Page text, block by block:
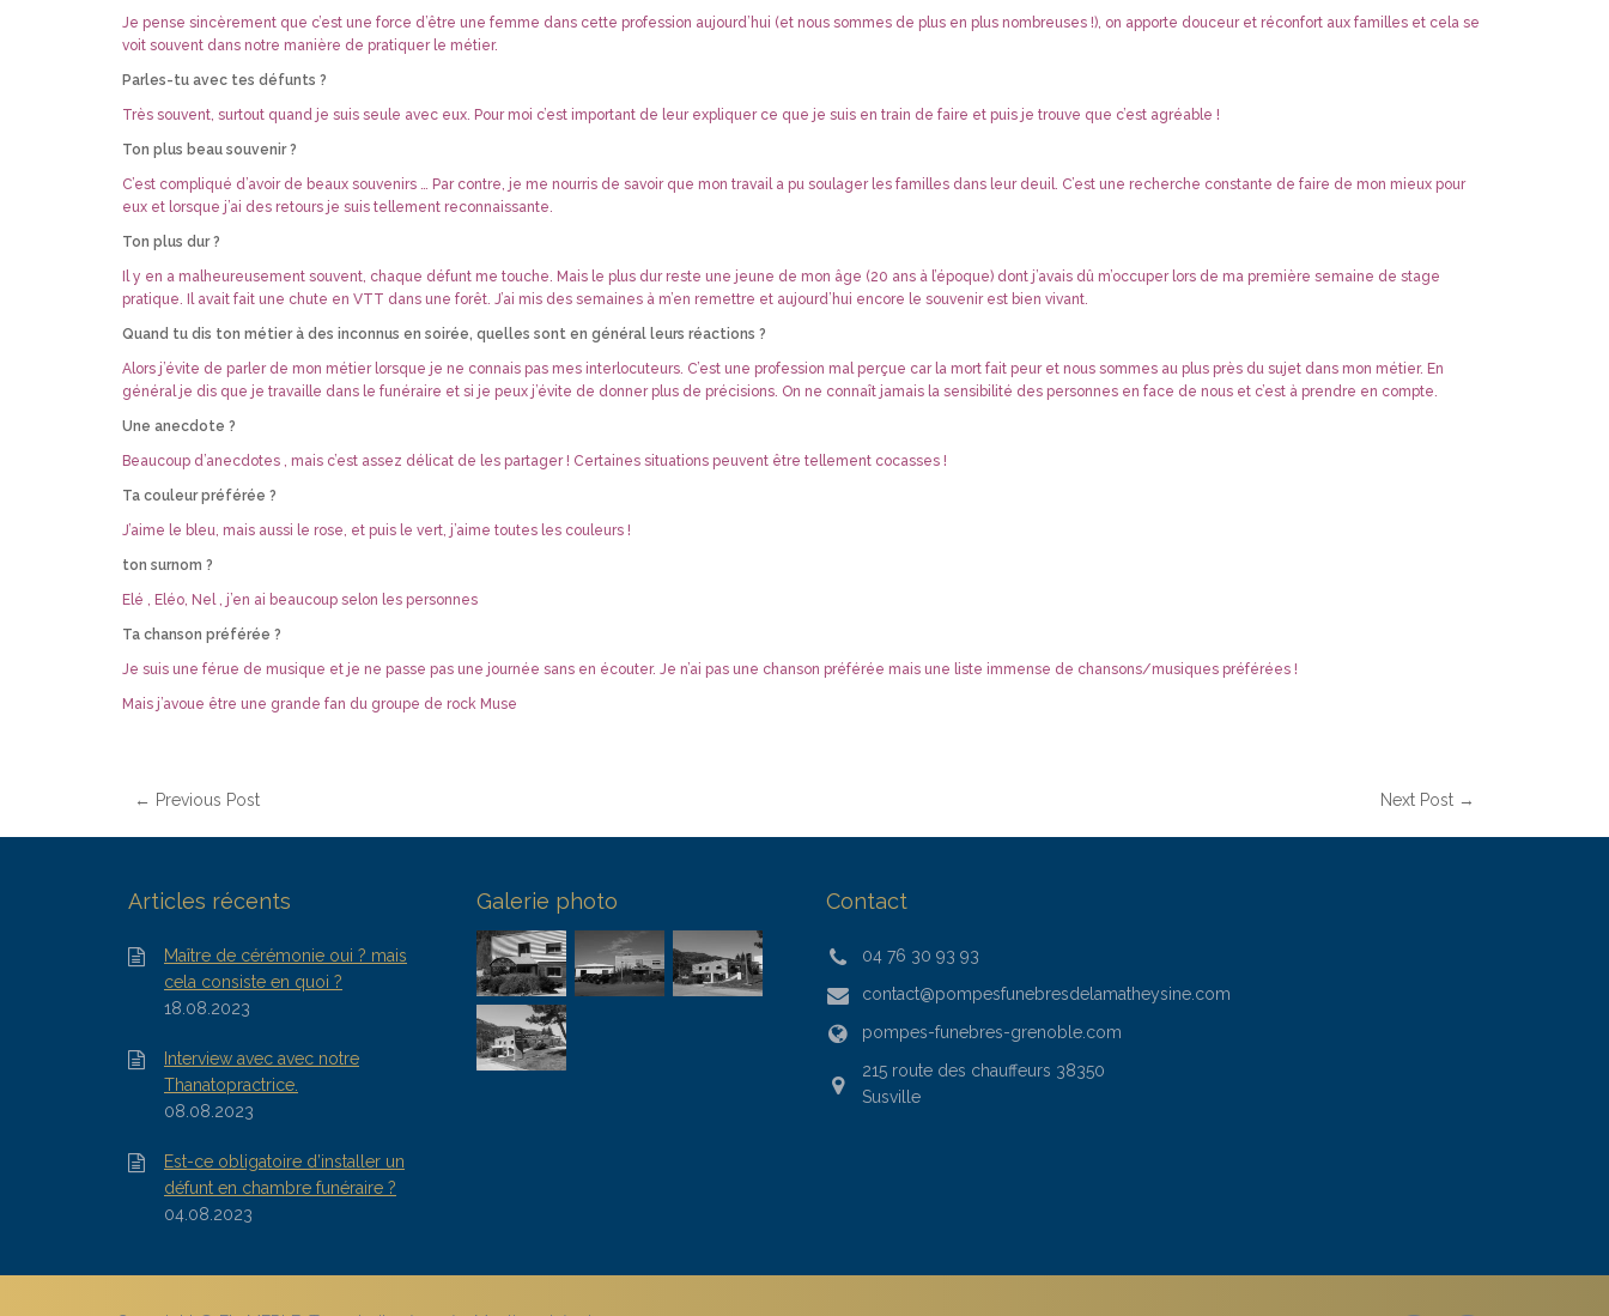
Je pense sincèrement que c’est une force d’être une femme dans cette profession aujourd’hui (et nous sommes de plus en plus nombreuses !), on apporte douceur et réconfort aux familles et cela se
voit souvent dans notre manière de pratiquer le métier.
Parles-tu avec tes défunts ?
Très souvent, surtout quand je suis seule avec eux. Pour moi c’est important de leur expliquer ce que je suis en train de faire et puis je trouve que c’est agréable !
Ton plus beau souvenir ?
C’est compliqué d’avoir de beaux souvenirs … Par contre, je me nourris de savoir que mon travail a pu soulager les familles dans leur deuil. C’est une recherche constante de faire de mon mieux pour
eux et lorsque j’ai des retours je suis tellement reconnaissante.
Ton plus dur ?
Il y en a malheureusement souvent, chaque défunt me touche. Mais le plus dur reste une jeune de mon âge (20 ans à l’époque) dont j’avais dû m’occuper lors de ma première semaine de stage
pratique. Il avait fait une chute en VTT dans une forêt. J’ai mis des semaines à m’en remettre et aujourd’hui encore le souvenir est bien vivant.
Quand tu dis ton métier à des inconnus en soirée, quelles sont en général leurs réactions ?
Alors j’évite de parler de mon métier lorsque je ne connais pas mes interlocuteurs. C’est une profession mal perçue car la mort fait peur et nous sommes au plus près du sujet dans mon métier. En
général je dis que je travaille dans le funéraire et si je peux j’évite de donner plus de précisions. On ne connaît jamais la sensibilité des personnes en face de nous et c’est à prendre en compte.
Une anecdote ?
Beaucoup d’anecdotes , mais c’est assez délicat de les partager ! Certaines situations peuvent être tellement cocasses !
Ta couleur préférée ?
J’aime le bleu, mais aussi le rose, et puis le vert, j’aime toutes les couleurs !
ton surnom ?
Elé , Eléo, Nel , j’en ai beaucoup selon les personnes
Ta chanson préférée ?
Je suis une férue de musique et je ne passe pas une journée sans en écouter. Je n’ai pas une chanson préférée mais une liste immense de chansons/musiques préférées !
Mais j’avoue être une grande fan du groupe de rock Muse
← Previous Post Next Post →
Articles récents
Maître de cérémonie oui ? mais
cela consiste en quoi ?
18.08.2023
Interview avec avec notre
Thanatopractrice.
08.08.2023
Est-ce obligatoire d’installer un
défunt en chambre funéraire ?
04.08.2023
Galerie photo Contact
04 76 30 93 93
contact@pompesfunebresdelamatheysine.com
pompes-funebres-grenoble.com
215 route des chauffeurs 38350
Susville